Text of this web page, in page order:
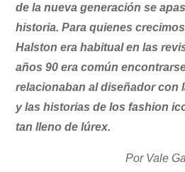
de la nueva generación se
historia. Para quienes
Halston era habitual en las
años 90 era común
relacionaban al diseñador con
y las historias de los fashion
tan lleno de lúrex.
Por Vale